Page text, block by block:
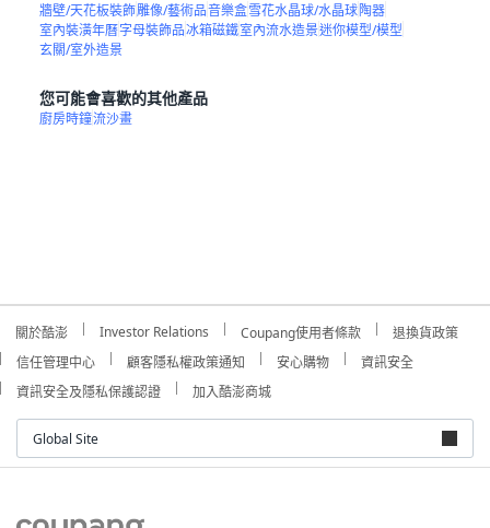
牆壁/天花板裝飾雕像/藝術品音樂盒雪花水晶球/水晶球陶器
室內裝潢年曆字母裝飾品冰箱磁鐵室內流水造景迷你模型/模型
玄關/室外造景
您可能會喜歡的其他產品
廚房時鐘流沙畫
關於酷澎 Investor Relations Coupang使用者條款
退換貨政策
信任管理中心
顧客隱私權政策通知 安心購物
資訊安全
資訊安全及隱私保護認證
加入酷澎商城
Global Site